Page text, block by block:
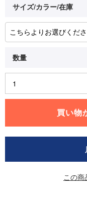
サイズ/カラー/在庫
この